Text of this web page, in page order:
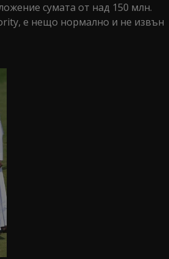
сумата от над 150 млн.
е нещо нормално и не извън